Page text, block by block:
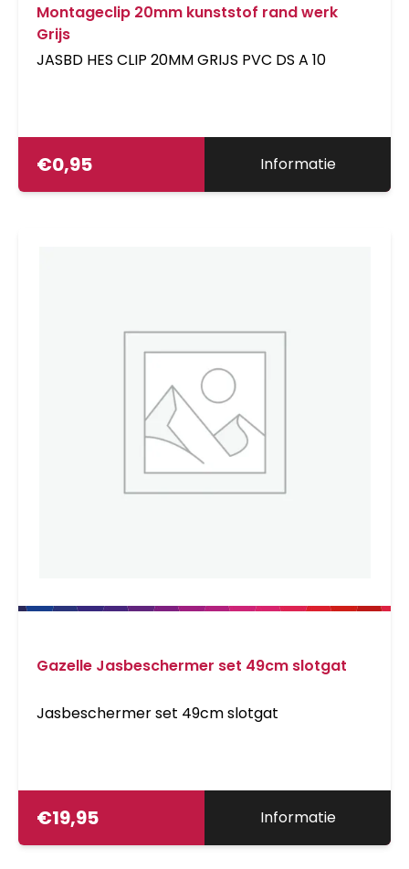
Montageclip 20mm kunststof rand werk
Grijs
JASBD HES CLIP 20MM GRIJS PVC DS A 10
€0,95 Informatie
Gazelle Jasbeschermer set 49cm slotgat
Jasbeschermer set 49cm slotgat
€19,95 Informatie